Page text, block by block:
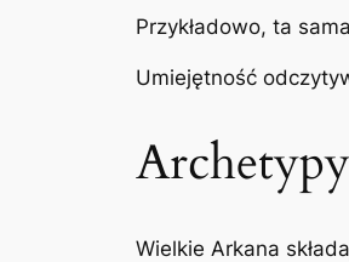
Przykładowo, ta
Umiejętność
Wielkie Arkana